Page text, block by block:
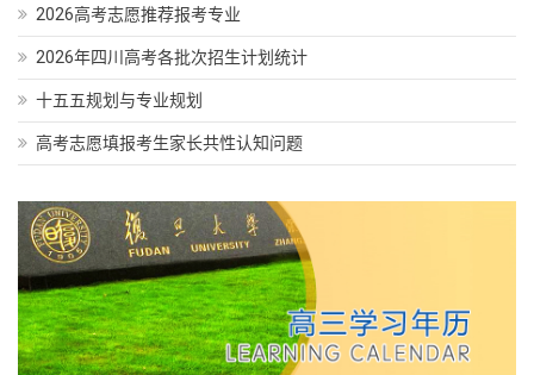
2026高考志愿推荐报考专业
2026年四川高考各批次招生计划统计
十五五规划与专业规划
高考志愿填报考生家长共性认知问题